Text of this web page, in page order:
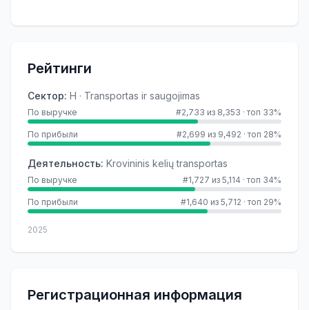
Рейтинги
Сектор: H · Transportas ir saugojimas
По выручке #2,733 из 8,353 ·топ 33%
По прибыли #2,699 из 9,492 ·топ 28%
Деятельность: Krovininis kelių transportas
По выручке #1,727 из 5,114 ·топ 34%
По прибыли #1,640 из 5,712 ·топ 29%
2025
Регистрационная информация